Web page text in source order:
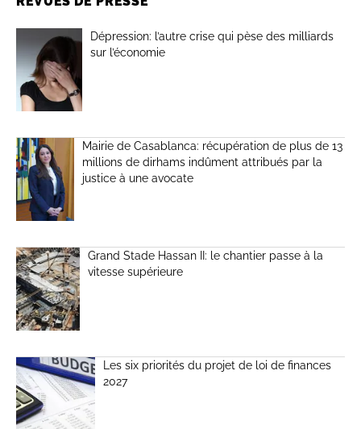
Dépression: l’autre crise qui pèse des milliards
sur l’économie
Mairie de Casablanca: récupération de plus de 13
millions de dirhams indûment attribués par la
justice à une avocate
Grand Stade Hassan II: le chantier passe à la
vitesse supérieure
Les six priorités du projet de loi de finances
2027